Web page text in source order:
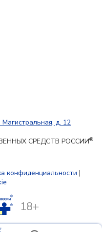
д. 12
СРЕДСТВ РОССИИ®
конфиденциальности |
18+